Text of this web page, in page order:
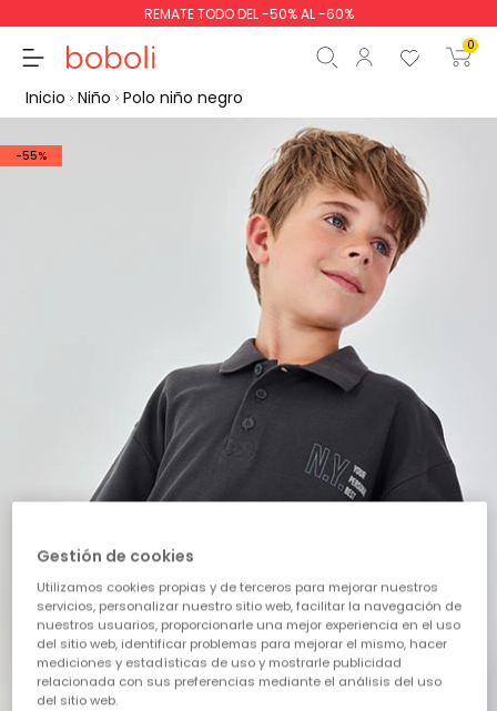
REMATE TODO DEL -50% AL -60%
0
Comenzar pedido
Inicio Niño Polo niño negro
-55%
Gestión de cookies
Utilizamos cookies propias y de terceros para mejorar nuestros
servicios, personalizar nuestro sitio web, facilitar la navegación de
nuestros usuarios, proporcionarle una mejor experiencia en el uso
del sitio web, identificar problemas para mejorar el mismo, hacer
mediciones y estadísticas de uso y mostrarle publicidad
relacionada con sus preferencias mediante el análisis del uso
del sitio web.